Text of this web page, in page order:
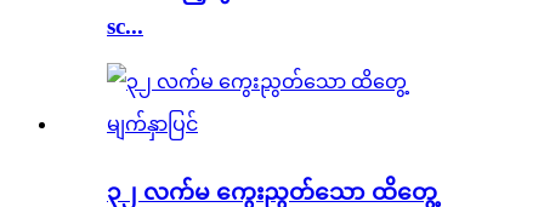
sc...
၃၂ လက်မ ကွေးညွတ်သော ထိတွေ့